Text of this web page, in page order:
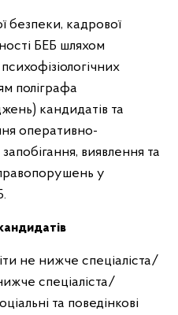
безпеки, кадрової
БЕБ шляхом
поліграфа
кандидатів та
оперативно-
виявлення та
у
не нижче спеціаліста/
спеціаліста/
та поведінкові